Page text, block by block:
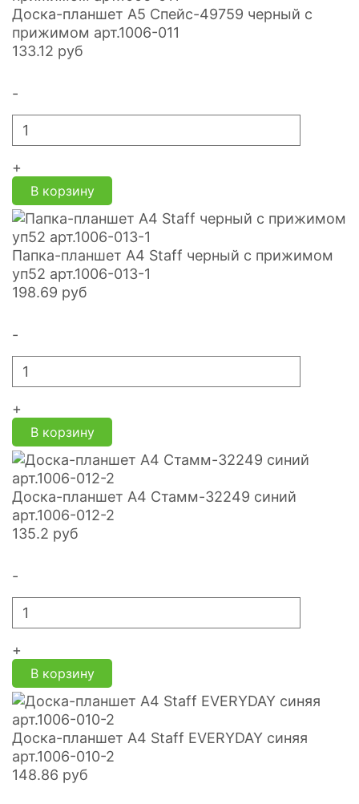
Доска-планшет А5 Спейс-49759 черный с
прижимом арт.1006-011
133.12 руб
-
+
В корзину
Папка-планшет А4 Staff черный с прижимом
уп52 арт.1006-013-1
198.69 руб
-
+
В корзину
Доска-планшет А4 Стамм-32249 синий
арт.1006-012-2
135.2 руб
-
+
В корзину
Доска-планшет А4 Staff EVERYDAY синяя
арт.1006-010-2
148.86 руб